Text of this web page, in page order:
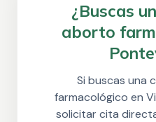
¿Buscas
aborto
Si buscas una
farmacológico en
solicitar cita